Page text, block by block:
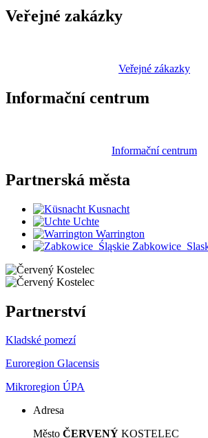
Veřejné zakázky
Veřejné zákazky
Informační centrum
Informační centrum
Partnerská města
Kusnacht
Uchte
Warrington
Partnerství
Kladské pomezí
Euroregion Glacensis
Mikroregion ÚPA
Adresa
Město ČERVENÝ KOSTELEC